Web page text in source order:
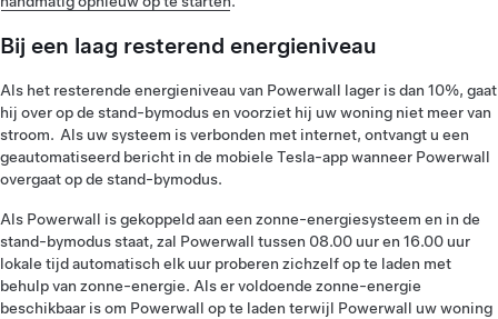
Bij een laag resterend energieniveau
Als het resterende energieniveau van Powerwall lager is dan 10%, gaat
hij over op de stand-bymodus en voorziet hij uw woning niet meer van
stroom. Als uw systeem is verbonden met internet, ontvangt u een
geautomatiseerd bericht in de mobiele Tesla-app wanneer Powerwall
overgaat op de stand-bymodus.
Als Powerwall is gekoppeld aan een zonne-energiesysteem en in de
stand-bymodus staat, zal Powerwall tussen 08.00 uur en 16.00 uur
lokale tijd automatisch elk uur proberen zichzelf op te laden met
behulp van zonne-energie. Als er voldoende zonne-energie
beschikbaar is om Powerwall op te laden terwijl Powerwall uw woning